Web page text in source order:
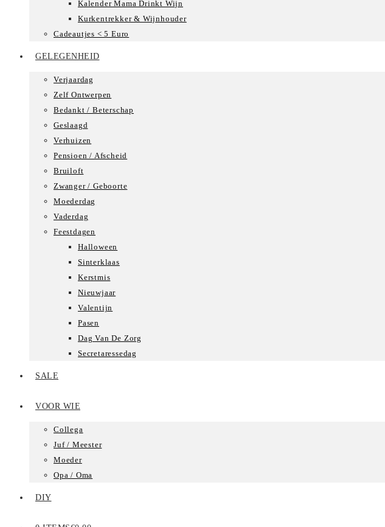
Kalender Mama Drinkt Wijn
Kurkentrekker & Wijnhouder
Cadeautjes < 5 Euro
GELEGENHEID
Verjaardag
Zelf Ontwerpen
Bedankt / Beterschap
Geslaagd
Verhuizen
Pensioen / Afscheid
Bruiloft
Zwanger / Geboorte
Moederdag
Vaderdag
Feestdagen
Halloween
Sinterklaas
Kerstmis
Nieuwjaar
Valentijn
Pasen
Dag Van De Zorg
Secretaressedag
SALE
VOOR WIE
Collega
Juf / Meester
Moeder
Opa / Oma
DIY